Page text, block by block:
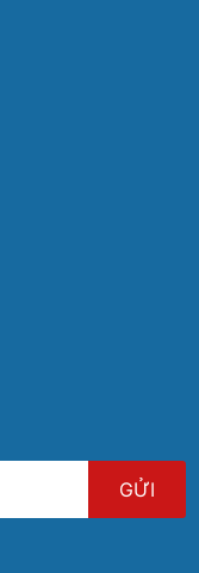
GỬI